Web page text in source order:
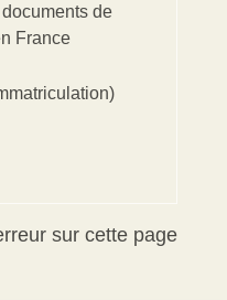
de
France
sur cette page